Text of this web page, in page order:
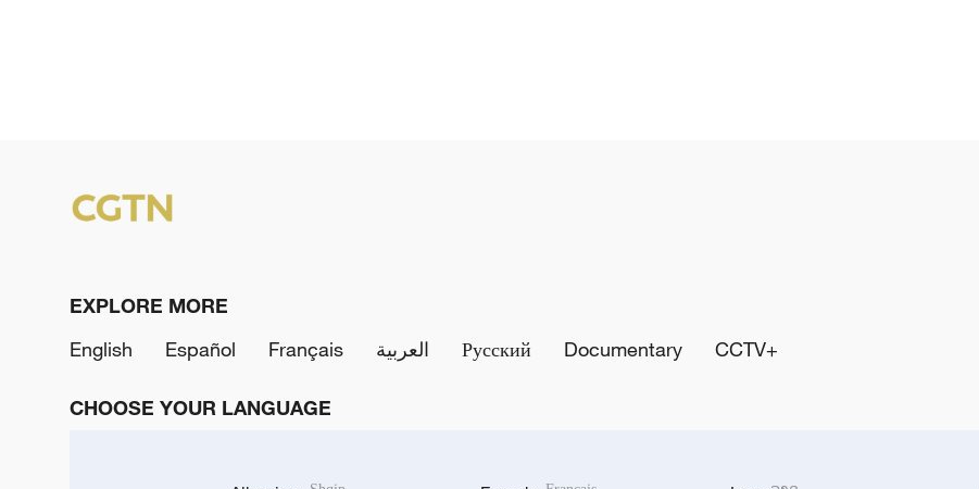
EXPLORE MORE
English
Español Français العربية Русский Documentary CCTV+
CHOOSE YOUR LANGUAGE